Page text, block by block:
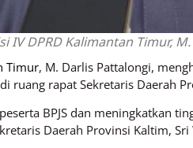
IV DPRD Kalimantan Timur,
Timur, M. Darlis Pattalongi,
ruang rapat Sekretaris Daerah
BPJS dan meningkatkan
Daerah Provinsi Kaltim,